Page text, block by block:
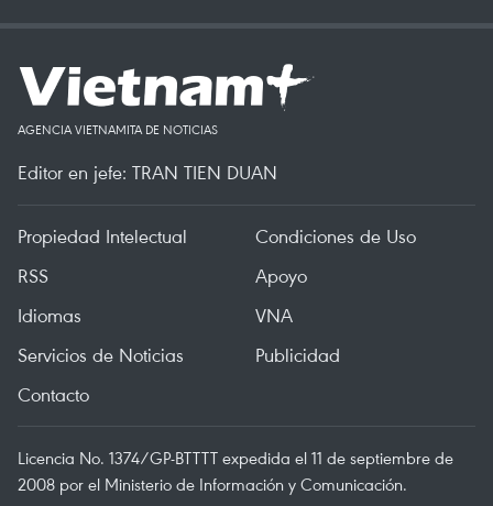
AGENCIA VIETNAMITA DE NOTICIAS
Editor en jefe: TRAN TIEN DUAN
Propiedad Intelectual
Condiciones de Uso
RSS
Apoyo
Idiomas
VNA
Servicios de Noticias
Publicidad
Contacto
Licencia No. 1374/GP-BTTTT expedida el 11 de septiembre de
2008 por el Ministerio de Información y Comunicación.